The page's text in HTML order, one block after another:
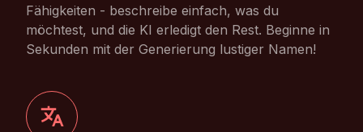
Fähigkeiten - beschreibe einfach, was du
möchtest, und die KI erledigt den Rest. Beginne in
Sekunden mit der Generierung lustiger Namen!